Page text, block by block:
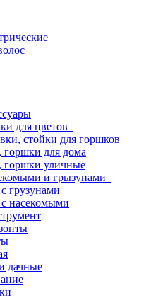
для цветов
стойки для горшков
для дома
уличные
и грызунами
грузунами
с насекомыми
дачные